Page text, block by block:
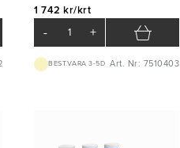
1 742 kr/krt
- +
BEST.VARA 3-5D Art. Nr: 7510403